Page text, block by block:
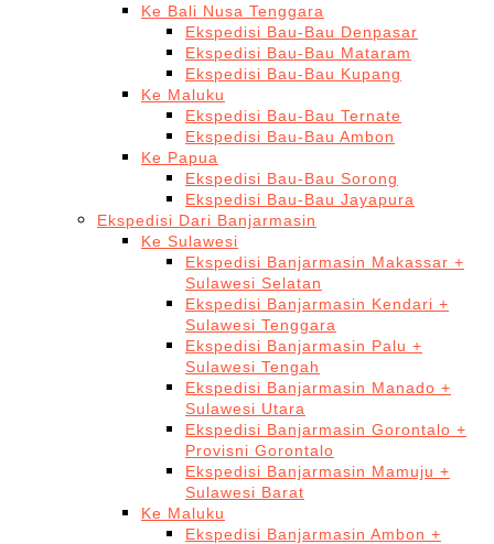
Ke Bali Nusa Tenggara
Ekspedisi Bau-Bau Denpasar
Ekspedisi Bau-Bau Mataram
Ekspedisi Bau-Bau Kupang
Ke Maluku
Ekspedisi Bau-Bau Ternate
Ekspedisi Bau-Bau Ambon
Ke Papua
Ekspedisi Bau-Bau Sorong
Ekspedisi Bau-Bau Jayapura
Ekspedisi Dari Banjarmasin
Ke Sulawesi
Ekspedisi Banjarmasin Makassar +
Sulawesi Selatan
Ekspedisi Banjarmasin Kendari +
Sulawesi Tenggara
Ekspedisi Banjarmasin Palu +
Sulawesi Tengah
Ekspedisi Banjarmasin Manado +
Sulawesi Utara
Ekspedisi Banjarmasin Gorontalo +
Provisni Gorontalo
Ekspedisi Banjarmasin Mamuju +
Sulawesi Barat
Ke Maluku
Ekspedisi Banjarmasin Ambon +